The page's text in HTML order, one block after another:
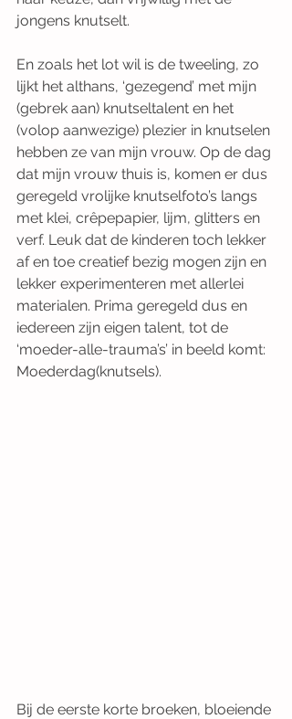
jongens knutselt.
En zoals het lot wil is de tweeling, zo
lijkt het althans, ‘gezegend’ met mijn
(gebrek aan) knutseltalent en het
(volop aanwezige) plezier in knutselen
hebben ze van mijn vrouw. Op de dag
dat mijn vrouw thuis is, komen er dus
geregeld vrolijke knutselfoto’s langs
met klei, crêpepapier, lijm, glitters en
verf. Leuk dat de kinderen toch lekker
af en toe creatief bezig mogen zijn en
lekker experimenteren met allerlei
materialen. Prima geregeld dus en
iedereen zijn eigen talent, tot de
‘moeder-alle-trauma’s’ in beeld komt:
Moederdag(knutsels).
Bij de eerste korte broeken, bloeiende